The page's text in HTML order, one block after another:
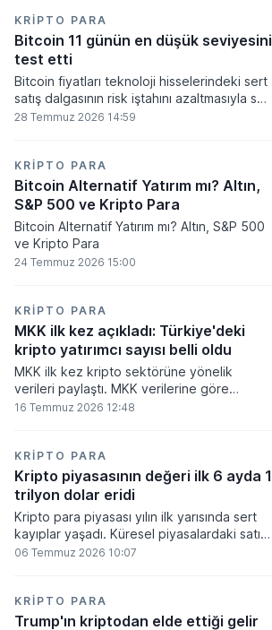
2 trilyon 159 milyar 780 milyon dolar
seviyesine ulaştı.
KRIPTO PARA
Bitcoin 11 günün en düşük seviyesini
test etti
Bitcoin fiyatları teknoloji hisselerindeki sert
satış dalgasının risk iştahını azaltmasıyla son
11 günün en düşük seviyesine indi.
28 Temmuz 2026 14:59
KRIPTO PARA
Bitcoin Alternatif Yatırım mı? Altın,
S&P 500 ve Kripto Para
Bitcoin Alternatif Yatırım mı? Altın, S&P 500
ve Kripto Para
24 Temmuz 2026 15:00
KRIPTO PARA
MKK ilk kez açıkladı: Türkiye'deki
kripto yatırımcı sayısı belli oldu
MKK ilk kez kripto sektörüne yönelik
verileri paylaştı. MKK verilerine göre
platformlarda bugüne kadar 5,6 milyon
olarak belirlendi.
16 Temmuz 2026 12:48
KRIPTO PARA
Kripto piyasasının değeri ilk 6 ayda 1
trilyon dolar eridi
Kripto para piyasası yılın ilk yarısında sert
kayıplar yaşadı. Küresel piyasalardaki satış
baskısı ve artan faiz baskısının etkisiyle
06 Temmuz 2026 10:07
KRIPTO PARA
Trump'ın kriptodan elde ettiği gelir